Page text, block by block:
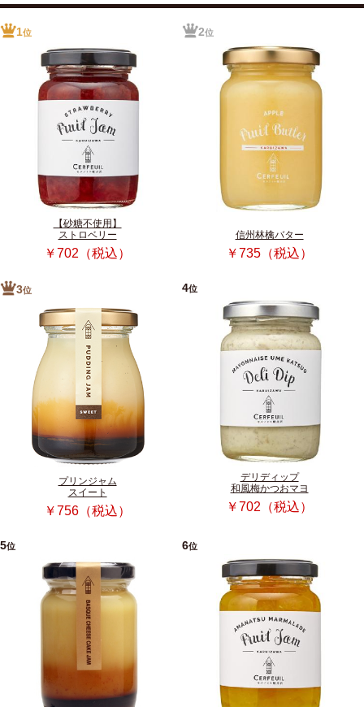
1位
【砂糖不使用】
ストロベリー
￥702（税込）
2位
信州林檎バター
￥735（税込）
3位
プリンジャム
スイート
￥756（税込）
4位
デリディップ
和風梅かつおマヨ
￥702（税込）
5位 6位